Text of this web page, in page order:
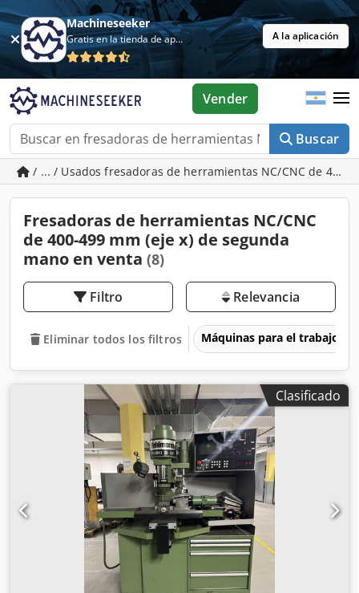
Machineseeker
Gratis en la tienda de aplicaciones A la aplicación
Buscar
Vender
/ ... / Usados fresadoras de herramientas NC/CNC de 400-
Fresadoras de herramientas NC/CNC
de 400-499 mm (eje x) de segunda
mano en venta (8)
Filtro Relevancia
Eliminar todos los filtros Máquinas para el trabajo
Clasificado